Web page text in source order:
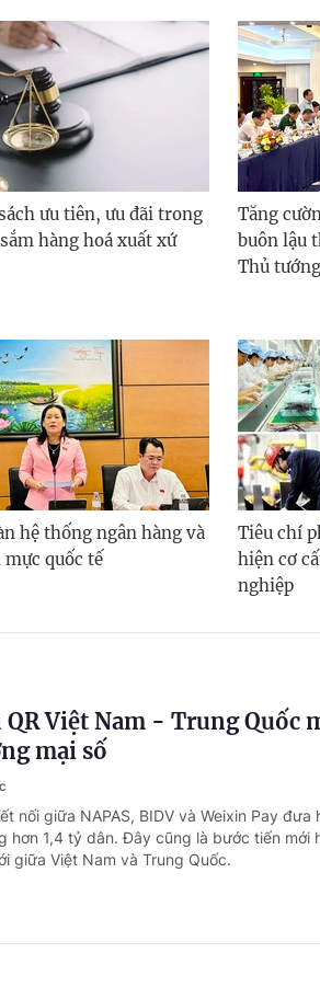
ưu tiên, ưu đãi trong
hàng hoá xuất xứ
Tăng
buôn lậu
Thủ
hệ thống ngân hàng và
quốc tế
Tiêu chí
hiện cơ
nghiệp
Việt Nam - Trung Quốc
mại số
nối giữa NAPAS, BIDV và Weixin Pay
hơn 1,4 tỷ dân. Đây cũng là bước tiến mới
giữa Việt Nam và Trung Quốc.